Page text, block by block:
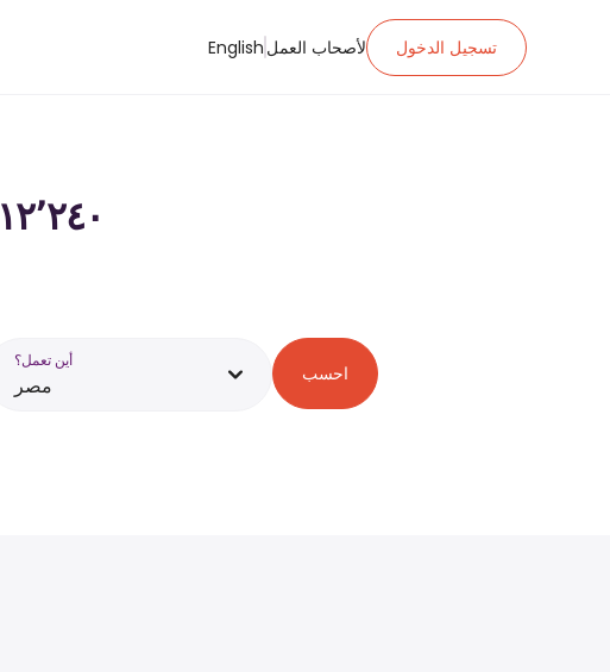
English لأصحاب العمل تسجيل الدخول
أين تعمل؟
مصر احسب